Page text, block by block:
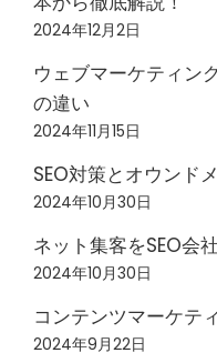
2024年12月2日
ウェブマーケティン
の違い
2024年11月15日
SEO対策とオウンド
2024年10月30日
ネット集客をSEO会
2024年10月30日
コンテンツマーケテ
2024年9月22日